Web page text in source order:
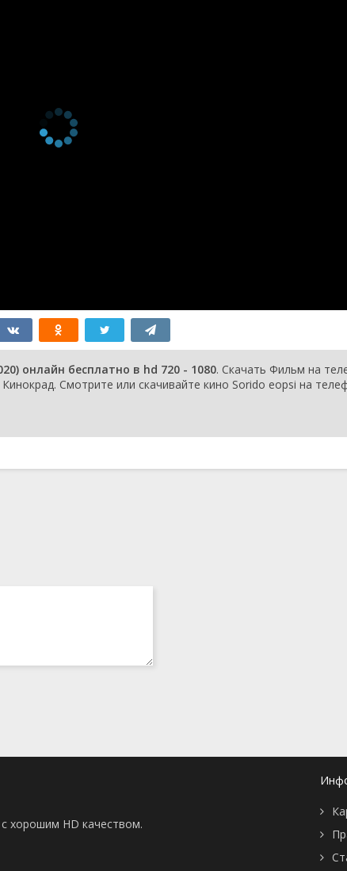
онлайн бесплатно в hd 720 - 1080. Скачать Фильм на
Смотрите или скачивайте кино Sorido eopsi на
хорошим HD качеством.